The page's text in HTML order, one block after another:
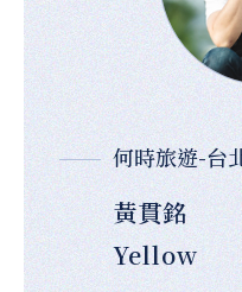
Store
台北店 桃園店